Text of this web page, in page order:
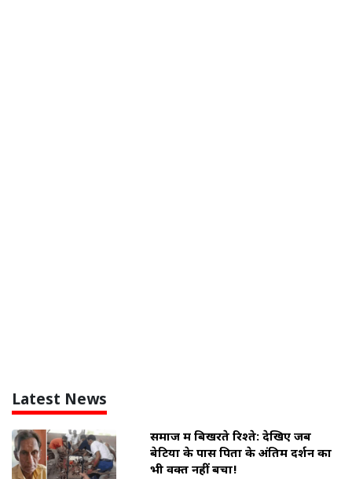
Latest News
समाज में बिखरते रिश्ते: देखिए जब
बेटियों के पास पिता के अंतिम दर्शन का
भी वक्त नहीं बचा!